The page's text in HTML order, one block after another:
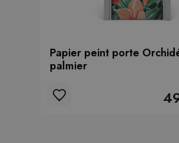
Papier peint porte
palmier